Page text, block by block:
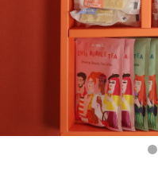
關公麻辣花生
美佐子 肉乾零嘴
18度C巧克力工房
Coville可夫萊精品堅果
麻本舖
妙參十五 千層肉紙